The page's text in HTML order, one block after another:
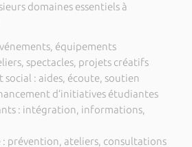
domaines essentiels à
équipements
spectacles, projets créatifs
: aides, écoute, soutien
d’initiatives étudiantes
: intégration, informations,
: prévention, ateliers, consultations